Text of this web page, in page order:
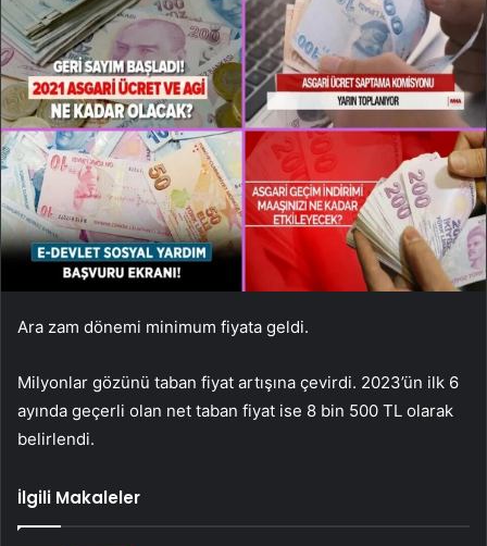
Ara zam dönemi minimum fiyata geldi.
Milyonlar gözünü taban fiyat artışına çevirdi. 2023’ün ilk 6
ayında geçerli olan net taban fiyat ise 8 bin 500 TL olarak
belirlendi.
İlgili Makaleler